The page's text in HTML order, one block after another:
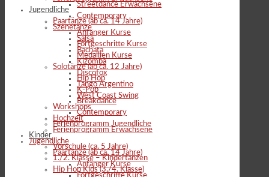
Jugendliche
Paartänze (ab ca. 14 Jahre)
Anfänger Kurse
Fortgeschritte Kurse
Medallien Kurse
Solotänze (ab ca. 12 Jahre)
Hip Hop
K-Pop
Breakdance
Contemporary
Ferienprogramm Jugendliche
Kinder
Vorschule (ca. 5 Jahre)
1./2. Klasse – Kindertanzen
Hip Hop Kids (3./4. Klasse)
Streetdance Erwachsene
Contemporary
Szenetänze
Salsa
Bachata
Kizomba
Discofox
Tango Argentino
West Coast Swing
Workshops
Hochzeit
Ferienprogramm Erwachsene
Jugendliche
Paartänze (ab ca. 14 Jahre)
Anfänger Kurse